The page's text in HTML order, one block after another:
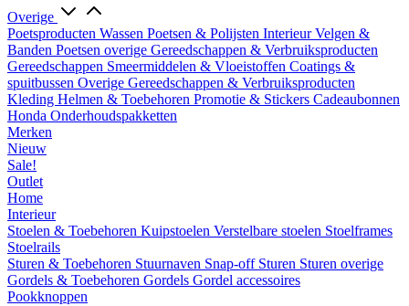
Overige
Poetsproducten Wassen Poetsen & Polijsten InterieurVelgen &
Banden Poetsen overige Gereedschappen & Verbruiksproducten
Gereedschappen Smeermiddelen & Vloeistoffen Coatings &
spuitbussen Overige Gereedschappen & Verbruiksproducten
Kleding Helmen & Toebehoren Promotie & Stickers Cadeaubonnen
Honda Onderhoudspakketten
Merken
Nieuw
Sale!
Outlet
Home
Interieur
Stoelen & Toebehoren Kuipstoelen Verstelbare stoelen Stoelframes
Stoelrails
Sturen & Toebehoren Stuurnaven Snap-off Sturen Sturen overige
Gordels & Toebehoren Gordels Gordel accessoires
Pookknoppen